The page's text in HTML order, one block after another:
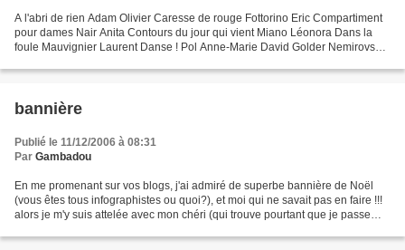
A l'abri de rien Adam Olivier Caresse de rouge Fottorino Eric Compartiment
pour dames Nair Anita Contours du jour qui vient Miano Léonora Dans la
foule Mauvignier Laurent Danse ! Pol Anne-Marie David Golder Nemirovsky
bannière
Publié le 11/12/2006 à 08:31
Par Gambadou
En me promenant sur vos blogs, j'ai admiré de superbe bannière de Noël
(vous êtes tous infographistes ou quoi?), et moi qui ne savait pas en faire !!!
alors je m'y suis attelée avec mon chéri (qui trouve pourtant que je passe